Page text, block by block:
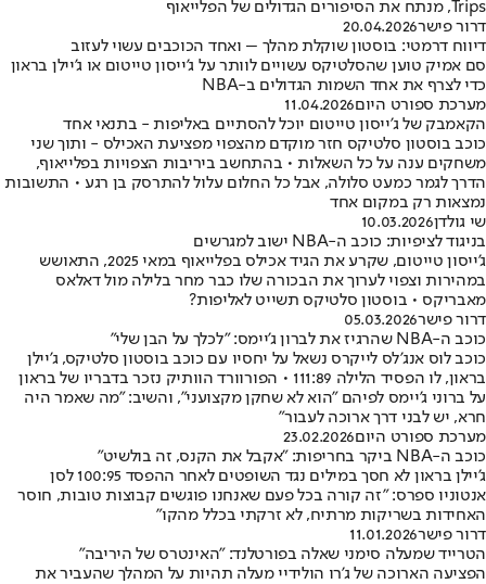
Trips, מנתח את הסיפורים הגדולים של הפלייאוף
דרור פישר20.04.2026
דיווח דרמטי: בוסטון שוקלת מהלך – ואחד הכוכבים עשוי לעזוב
סם אמיק טוען שהסלטיקס עשויים לוותר על ג'ייסון טייטום או ג'יילן בראון
כדי לצרף את אחד השמות הגדולים ב-NBA
מערכת ספורט היום11.04.2026
הקאמבק של ג'ייסון טייטום יוכל להסתיים באליפות - בתנאי אחד
כוכב בוסטון סלטיקס חזר מוקדם מהצפוי מפציעת האכילס - ותוך שני
משחקים ענה על כל השאלות • בהתחשב ביריבות הצפויות בפלייאוף,
הדרך לגמר כמעט סלולה, אבל כל החלום עלול להתרסק בן רגע • התשובות
נמצאות רק במקום אחד
שי גולדן10.03.2026
בניגוד לציפיות: כוכב ה-NBA ישוב למגרשים
ג'ייסון טייטום, שקרע את הגיד אכילס בפלייאוף במאי 2025, התאושש
במהירות וצפוי לערוך את הבכורה שלו כבר מחר בלילה מול דאלאס
מאבריקס • בוסטון סלטיקס תשייט לאליפות?
דרור פישר05.03.2026
כוכב ה-NBA שהרגיז את לברון ג'יימס: "לכלך על הבן שלי"
כוכב לוס אנג'לס לייקרס נשאל על יחסיו עם כוכב בוסטון סלטיקס, ג'יילן
בראון, לו הפסיד הלילה 111:89 • הפורוורד הוותיק נזכר בדבריו של בראון
על ברוני ג'יימס לפיהם "הוא לא שחקן מקצועני", והשיב: "מה שאמר היה
חרא, יש לבני דרך ארוכה לעבור"
מערכת ספורט היום23.02.2026
כוכב ה-NBA ביקר בחריפות: "אקבל את הקנס, זה בולשיט"
ג'יילן בראון לא חסך במילים נגד השופטים לאחר ההפסד 100:95 לסן
אנטוניו ספרס: "זה קורה בכל פעם שאנחנו פוגשים קבוצות טובות, חוסר
האחידות בשריקות מרתיח, לא זרקתי בכלל מהקו"
דרור פישר11.01.2026
הטרייד שמעלה סימני שאלה בפורטלנד: "האינטרס של היריבה"
הפציעה הארוכה של ג'רו הולידיי מעלה תהיות על המהלך שהעביר את